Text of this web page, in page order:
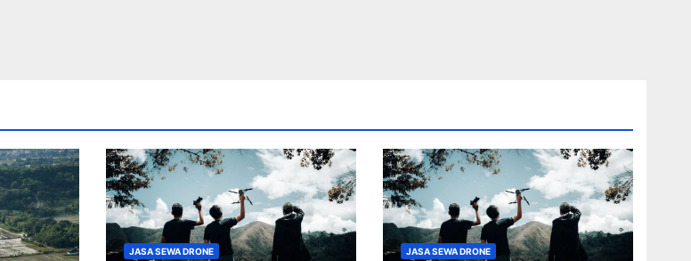
JASA SEWA DRONE JASA SEWA DRONE